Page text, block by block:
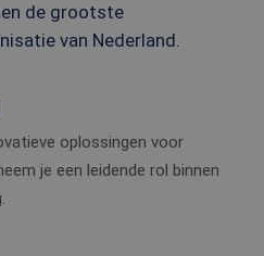
de grootste
van Nederland.
oplossingen voor
je een leidende rol binnen